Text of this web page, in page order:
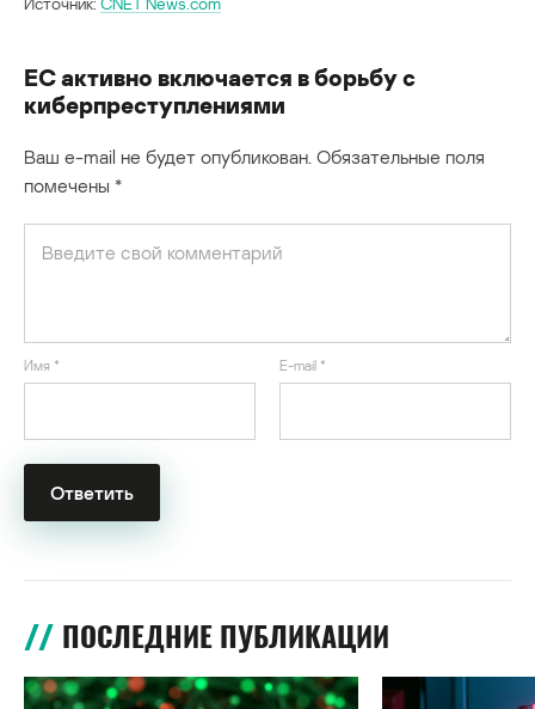
ЕС активно включается в борьбу с
киберпреступлениями
Ваш e-mail не будет опубликован. Обязательные поля
помечены *
Имя * E-mail *
ПОСЛЕДНИЕ ПУБЛИКАЦИИ